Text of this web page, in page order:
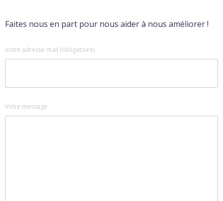
Faites nous en part pour nous aider à nous améliorer !
Votre adresse mail (obligatoire)
Votre message